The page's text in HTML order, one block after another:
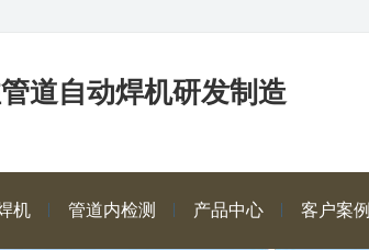
道自动焊机研发制造
机 管道内检测 产品中心 客户案例